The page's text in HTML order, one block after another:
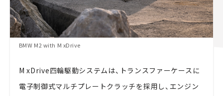
BMW M2 with M xDrive
M xDrive四輪駆動システムは、トランスファーケースに
電子制御式マルチプレートクラッチを採用し、エンジン